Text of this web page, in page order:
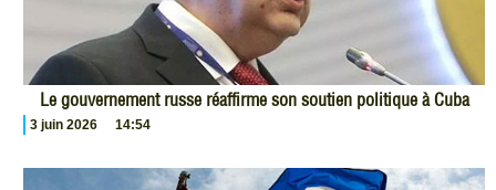
Le gouvernement russe réaffirme son soutien politique à Cuba
3 juin 2026 14:54